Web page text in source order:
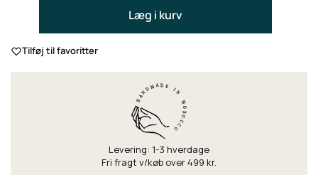
Læg i kurv
Tilføj til favoritter
Levering: 1-3 hverdage
Fri fragt v/køb over 499 kr.